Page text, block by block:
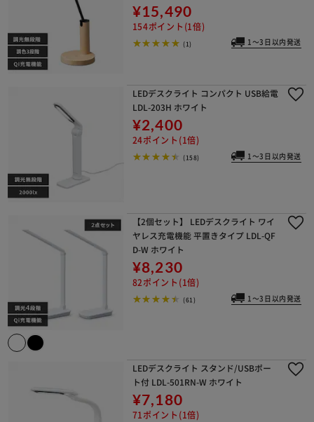
¥15,490
154ポイント(1倍)
(1) 1～3日以内発送
LEDデスクライト コンパクト USB給電
LDL-203H ホワイト
¥2,400
24ポイント(1倍)
(158) 1～3日以内発送
【2個セット】 LEDデスクライト ワイ
ヤレス充電機能 平置きタイプ LDL-QF
D-W ホワイト
¥8,230
82ポイント(1倍)
(61) 1～3日以内発送
LEDデスクライト スタンド/USBポー
ト付 LDL-501RN-W ホワイト
¥7,180
71ポイント(1倍)